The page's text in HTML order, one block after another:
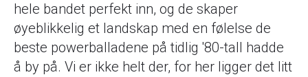
hele bandet perfekt inn, og de skaper
øyeblikkelig et landskap med en følelse de
beste powerballadene på tidlig '80-tall hadde
å by på. Vi er ikke helt der, for her ligger det litt